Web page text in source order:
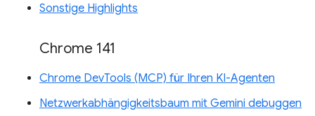
Sonstige Highlights
Chrome 141
Chrome DevTools (MCP) für Ihren KI-Agenten
Netzwerkabhängigkeitsbaum mit Gemini debuggen